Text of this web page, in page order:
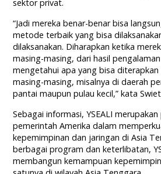
sektor privat.
“Jadi mereka benar-benar bisa
metode terbaik yang bisa
dilaksanakan. Diharapkan ketika
masing-masing, dari hasil
mengetahui apa yang bisa
masing-masing, misalnya di daerah
pantai maupun pulau kecil,” kata
Sebagai informasi, YSEALI
pemerintah Amerika dalam
kepemimpinan dan jaringan di Asia
berbagai program dan keterlibatan,
membangun kemampuan